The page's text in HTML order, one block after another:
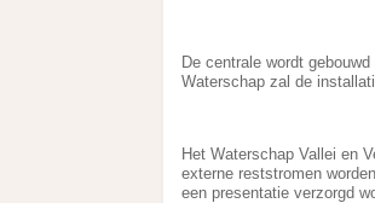
De centrale wordt
Waterschap zal de
Het Waterschap Vallei en
externe reststromen
een presentatie verzorgd